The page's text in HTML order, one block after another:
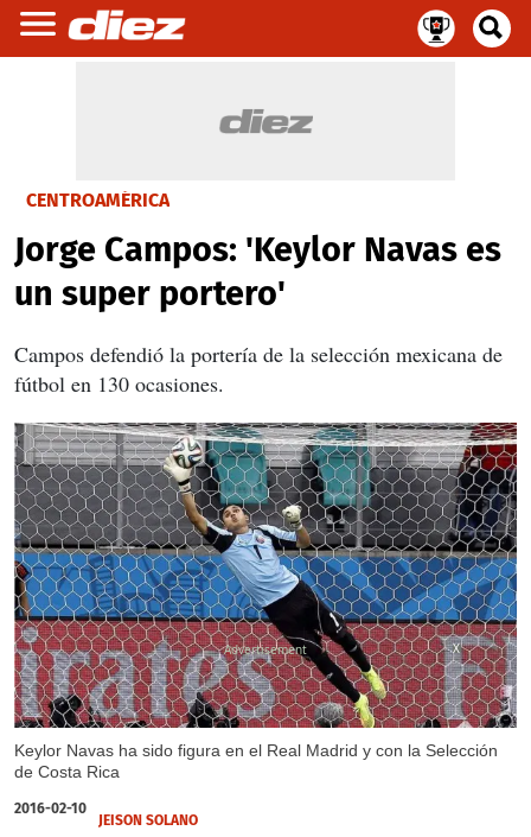
CENTROAMÉRICA
Jorge Campos: 'Keylor Navas es
un super portero'
Campos defendió la portería de la selección mexicana de
fútbol en 130 ocasiones.
Keylor Navas ha sido figura en el Real Madrid y con la Selección
de Costa Rica
X
2016-02-10
JEISON SOLANO